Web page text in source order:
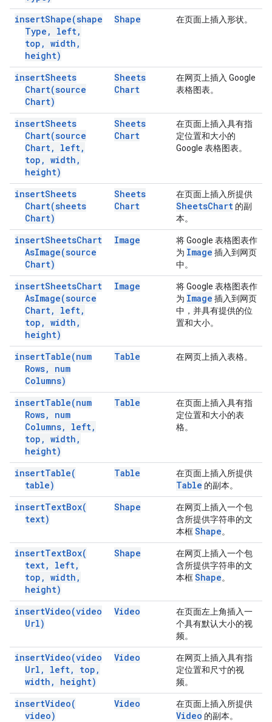
insertShape(shape
Type , left,
top , width ,
height)
Shape 在页面上插入形状。
insertSheets
Chart(source
Chart)
Sheets
Chart
在网页上插入 Google
表格图表。
insertSheets
Chart(source
Chart, left,
top , width ,
height)
Sheets
Chart
在页面上插入具有指
定位置和大小的
Google 表格图表。
insertSheets
Chart(sheets
Chart)
Sheets
Chart
在页面上插入所提供
SheetsChart 的副
本。
insertSheetsChart
AsImage(source
Chart)
Image
将 Google 表格图表作
为 Image 插入到网页
中。
insertSheetsChart
AsImage(source
Chart, left,
top , width ,
height)
Image
将 Google 表格图表作
为 Image 插入到网页
中，并具有提供的位
置和大小。
insertTable(num
Rows,
num
Columns)
Table 在网页上插入表格。
insertTable(num
Rows,
num
Columns, left,
top , width ,
height)
Table
在页面上插入具有指
定位置和大小的表
格。
insertTable(
table)
Table 在页面上插入所提供
Table 的副本。
insertTextBox(
text)
Shape
在网页上插入一个包
含所提供字符串的文
本框Shape。
insertTextBox(
text, left,
top , width ,
height)
Shape
在网页上插入一个包
含所提供字符串的文
本框Shape。
insertVideo(video
Url)
Video
在页面左上角插入一
个具有默认大小的视
频。
insertVideo(video
Url , left, top ,
width , height)
Video
在网页上插入具有指
定位置和尺寸的视
频。
insertVideo(
video)
Video 在页面上插入所提供
Video 的副本。